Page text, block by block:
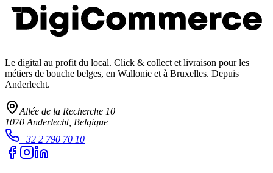
Le digital au profit du local. Click & collect et livraison pour les
métiers de bouche belges, en Wallonie et à Bruxelles. Depuis
Anderlecht.
Allée de la Recherche 10
1070 Anderlecht, Belgique
+32 2 790 70 10